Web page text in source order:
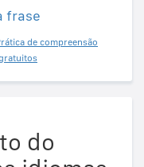
frase
de compreensão
do